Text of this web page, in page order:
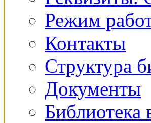
Режим
Контакты
Структура
Документы
Библиотека